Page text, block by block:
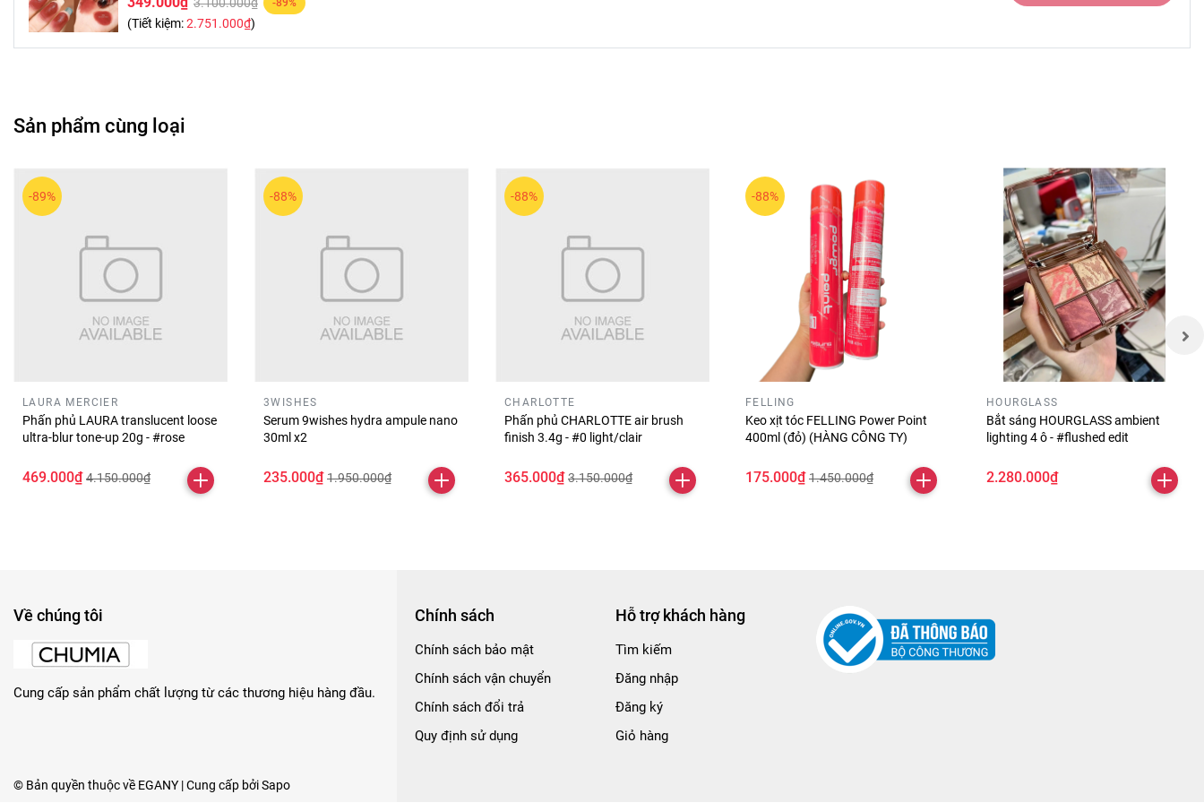
-89%
(Tiết kiệm:2.751.000₫)
Sản phẩm cùng loại
-89%
LAURA MERCIER
Phấn phủ LAURA translucent loose
ultra-blur tone-up 20g - #rose
469.000₫ 4.150.000₫
-88%
3WISHES
Serum 9wishes hydra ampule nano
30ml x2
235.000₫ 1.950.000₫
-88%
CHARLOTTE
Phấn phủ CHARLOTTE air brush
finish 3.4g - #0 light/clair
365.000₫ 3.150.000₫
-88%
FELLING
Keo xịt tóc FELLING Power Point
400ml (đỏ) (HÀNG CÔNG TY)
175.000₫ 1.450.000₫
HOURGLASS
Bắt sáng HOURGLASS ambient
lighting 4 ô - #flushed edit
2.280.000₫
Về chúng tôi
Cung cấp sản phẩm chất lượng từ các thương hiệu hàng đầu.
Chính sách
Chính sách bảo mật
Chính sách vận chuyển
Chính sách đổi trả
Quy định sử dụng
Hỗ trợ khách hàng
Tìm kiếm
Đăng nhập
Đăng ký
Giỏ hàng
© Bản quyền thuộc về EGANY | Cung cấp bởiSapo